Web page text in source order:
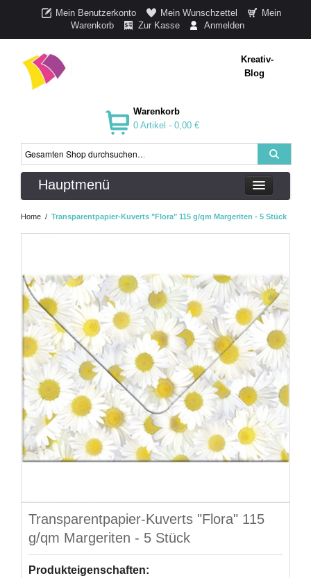
Mein Benutzerkonto Mein Wunschzettel
Mein
Warenkorb
Zur Kasse Anmelden
Kreativ-
Blog
Warenkorb
0 Artikel - 0,00 €
Hauptmenü
Home / Transparentpapier-Kuverts "Flora" 115 g/qm Margeriten - 5 Stück
Transparentpapier-Kuverts "Flora" 115
g/qm Margeriten - 5 Stück
Produkteigenschaften: